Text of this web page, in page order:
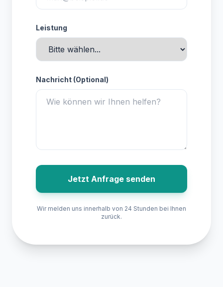
Leistung
Nachricht (Optional)
Jetzt Anfrage senden
Wir melden uns innerhalb von 24 Stunden bei Ihnen
zurück.